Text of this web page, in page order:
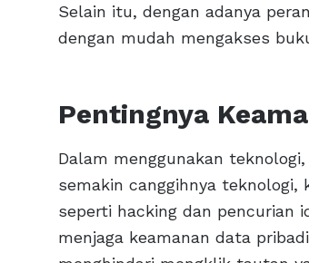
Selain itu, dengan adanya
dengan mudah mengakses
Pentingnya
Dalam menggunakan
semakin canggihnya
seperti hacking dan pencurian
menjaga keamanan data